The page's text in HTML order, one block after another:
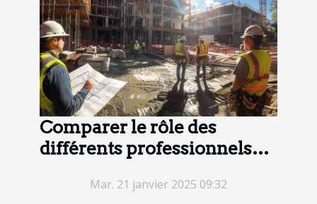
Comparer le rôle des
différents professionnels
résidentielle
Mar. 21 janvier 2025 09:32